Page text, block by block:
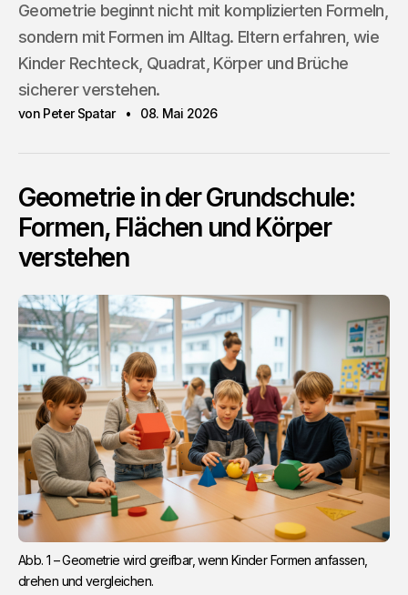
Geometrie beginnt nicht mit komplizierten Formeln,
sondern mit Formen im Alltag. Eltern erfahren, wie
Kinder Rechteck, Quadrat, Körper und Brüche
sicherer verstehen.
von Peter Spatar 08. Mai 2026
Geometrie in der Grundschule:
Formen, Flächen und Körper
verstehen
Abb. 1 – Geometrie wird greifbar, wenn Kinder Formen anfassen,
drehen und vergleichen.